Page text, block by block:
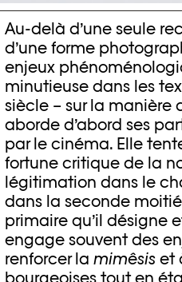
Au-delà d’une seule
d’une forme
enjeux
minutieuse dans les
siècle – sur la manière
aborde d’abord ses
par le cinéma. Elle
fortune critique de la
légitimation dans le
dans la seconde moitié
primaire qu’il désigne
engage souvent des
renforcer la mimêsiset
bourgeoises tout en